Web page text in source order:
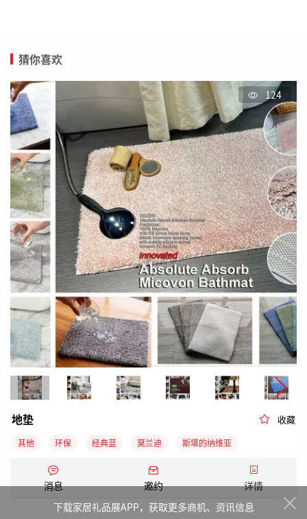
猜你喜欢
124
地垫 收藏
其他 环保 经典蓝 莫兰迪 斯堪的纳维亚
几何图形 自然材质
毛巾、浴袍和浴室防滑垫 53届新品 REACH
消息 邀约
详情
下载家居礼品展APP，获取更多商机、资讯信息